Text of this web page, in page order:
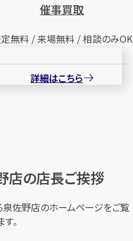
催事買取
無料 / 来場無料 / 相談のみOK
詳細はこちら
店の店長ご挨拶
泉佐野店のホームページをご覧
。